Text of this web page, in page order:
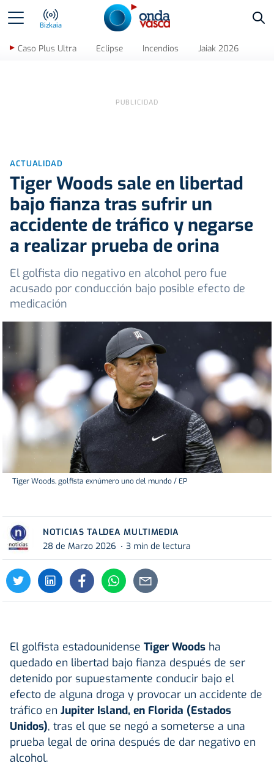
Bizkaia
Caso Plus Ultra Eclipse Incendios Jaiak 2026
ACTUALIDAD
Tiger Woods sale en libertad
bajo fianza tras sufrir un
accidente de tráfico y negarse
a realizar prueba de orina
El golfista dio negativo en alcohol pero fue
acusado por conducción bajo posible efecto de
medicación
Tiger Woods, golfista exnúmero uno del mundo / EP
NOTICIAS TALDEA MULTIMEDIA
28 de Marzo 2026
3 min de lectura
El golfista estadounidense Tiger Woods ha
quedado en libertad bajo fianza después de ser
detenido por supuestamente conducir bajo el
efecto de alguna droga y provocar un accidente de
tráfico en Jupiter Island, en Florida (Estados
Unidos), tras el que se negó a someterse a una
prueba legal de orina después de dar negativo en
alcohol.